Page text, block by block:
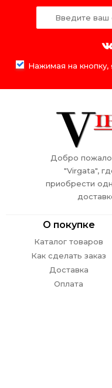
Нажимая на кнопку,
Добро
"Virgata",
приобрести
О покупке
Каталог товаров
Как сделать заказ
Доставка
Оплата